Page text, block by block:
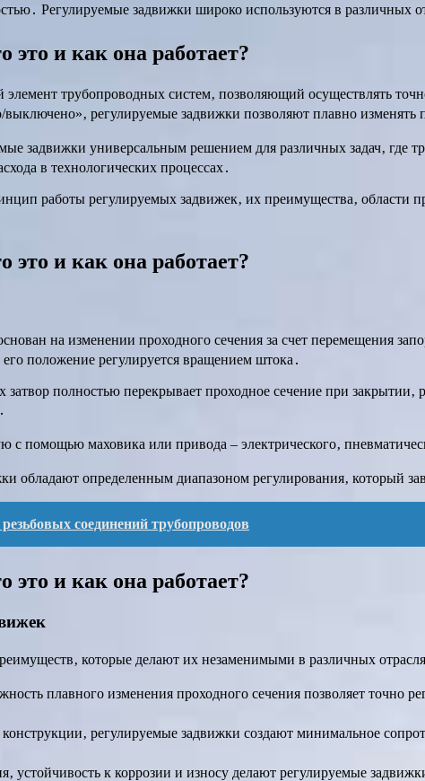
Регулируемые задвижки широко используются в различных
это и как она работает?
трубопроводных систем‚ позволяющий осуществлять
регулируемые задвижки позволяют плавно изменять
задвижки универсальным решением для различных задач‚ где
в технологических процессах․
работы регулируемых задвижек‚ их преимущества‚
это и как она работает?
на изменении проходного сечения за счет перемещения
положение регулируется вращением штока․
полностью перекрывает проходное сечение при закрытии‚
с помощью маховика или привода – электрического‚
обладают определенным диапазоном регулирования‚ который
соединений трубопроводов
это и как она работает?
которые делают их незаменимыми в различных
плавного изменения проходного сечения позволяет точно
конструкции‚ регулируемые задвижки создают минимальное
устойчивость к коррозии и износу делают регулируемые